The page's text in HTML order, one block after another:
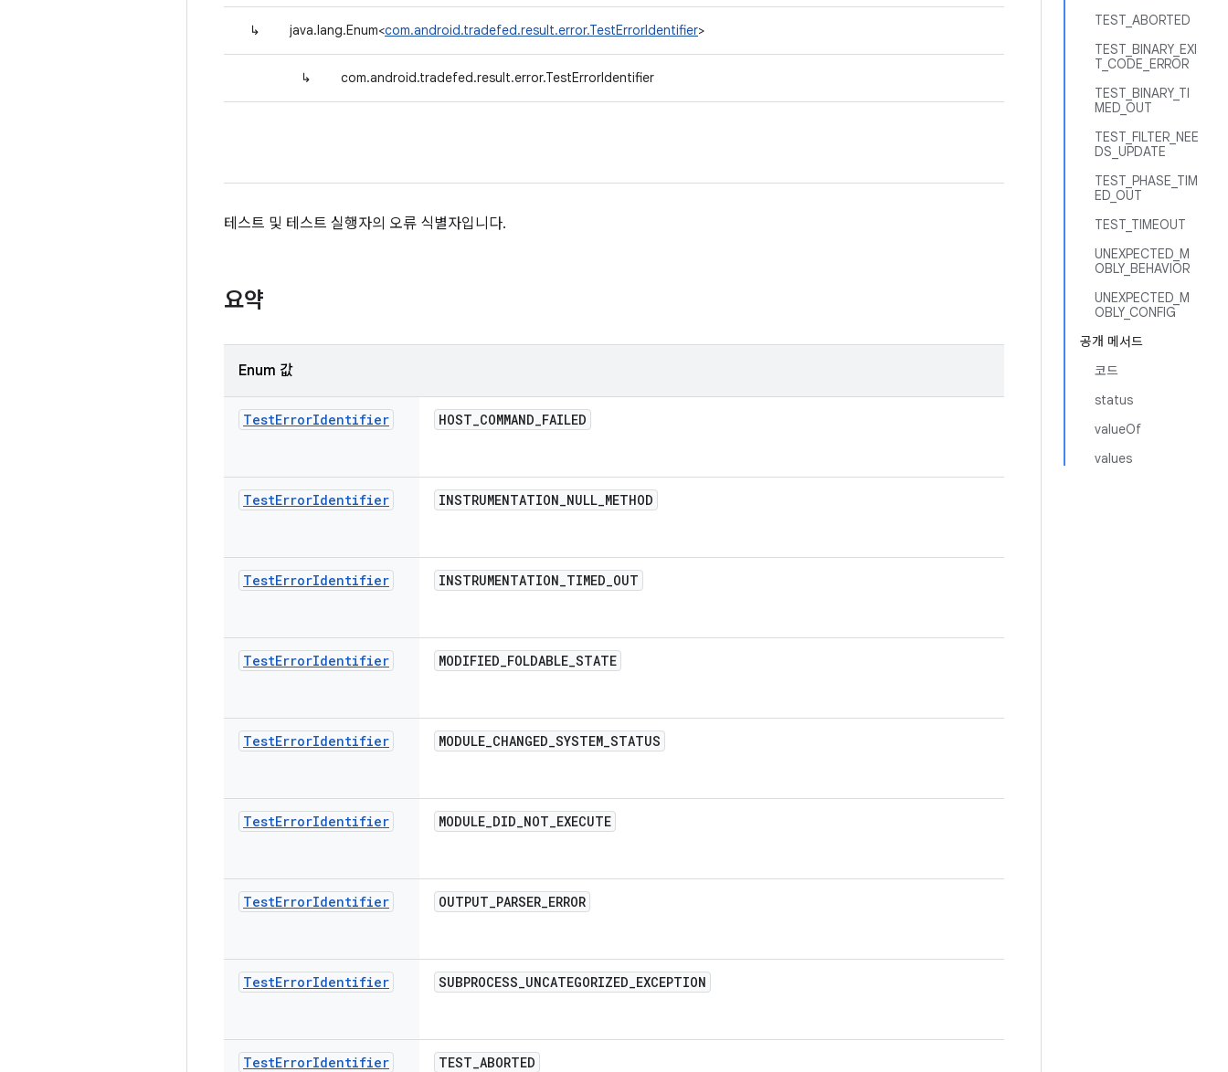
TEST_ABORTED
TEST_BINARY_EXI
T_CODE_ERROR
TEST_BINARY_TI
MED_OUT
TEST_FILTER_NEE
DS_UPDATE
TEST_PHASE_TIM
ED_OUT
TEST_TIMEOUT
UNEXPECTED_M
OBLY_BEHAVIOR
UNEXPECTED_M
OBLY_CONFIG
공개 메서드
코드
status
valueOf
values
↳ java.lang.Enum<com.android.tradefed.result.error.TestErrorIdentifier>
↳ com.android.tradefed.result.error.TestErrorIdentifier
테스트 및 테스트 실행자의 오류 식별자입니다.
요약
Enum 값
TestErrorIdentifier HOST_COMMAND_FAILED
TestErrorIdentifier INSTRUMENTATION_NULL_METHOD
TestErrorIdentifier INSTRUMENTATION_TIMED_OUT
TestErrorIdentifier MODIFIED_FOLDABLE_STATE
TestErrorIdentifier MODULE_CHANGED_SYSTEM_STATUS
TestErrorIdentifier MODULE_DID_NOT_EXECUTE
TestErrorIdentifier OUTPUT_PARSER_ERROR
TestErrorIdentifier SUBPROCESS_UNCATEGORIZED_EXCEPTION
TestErrorIdentifier TEST_ABORTED